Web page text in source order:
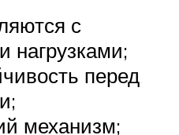
с
нагрузками;
перед
механизм;